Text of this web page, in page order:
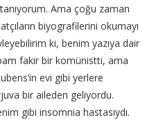
Ama çoğu zaman
biyografilerini okumayı
ki, benim yazıya dair
fakir bir komünistti, ama
evi gibi yerlere
bir aileden geliyordu.
gibi insomnia hastasıydı.